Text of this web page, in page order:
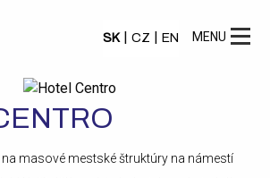
MENU
SK| CZ | EN
na masové mestské štruktúry na námestí